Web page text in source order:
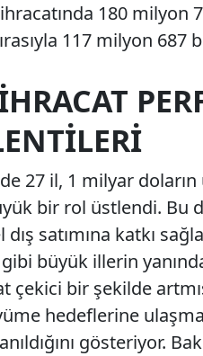
180 milyon
117 milyon
27 il, 1 milyar
bir rol üstlendi. Bu
satımına katkı
büyük illerin
çekici bir şekilde
hedeflerine
gösteriyor.